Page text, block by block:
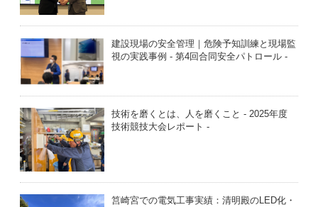
建設現場の安全管理｜危険予知訓練と現場監
視の実践事例 - 第4回合同安全パトロール -
技術を磨くとは、人を磨くこと - 2025年度
技術競技大会レポート -
筥崎宮での電気工事実績：清明殿のLED化・